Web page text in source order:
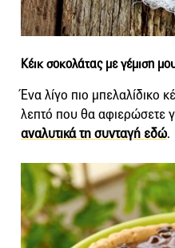
Κέικ σοκολάτας με γέμιση
Ένα λίγο πιο μπελαλίδικο
λεπτό που θα αφιερώσετε
αναλυτικά τη συνταγή εδώ.